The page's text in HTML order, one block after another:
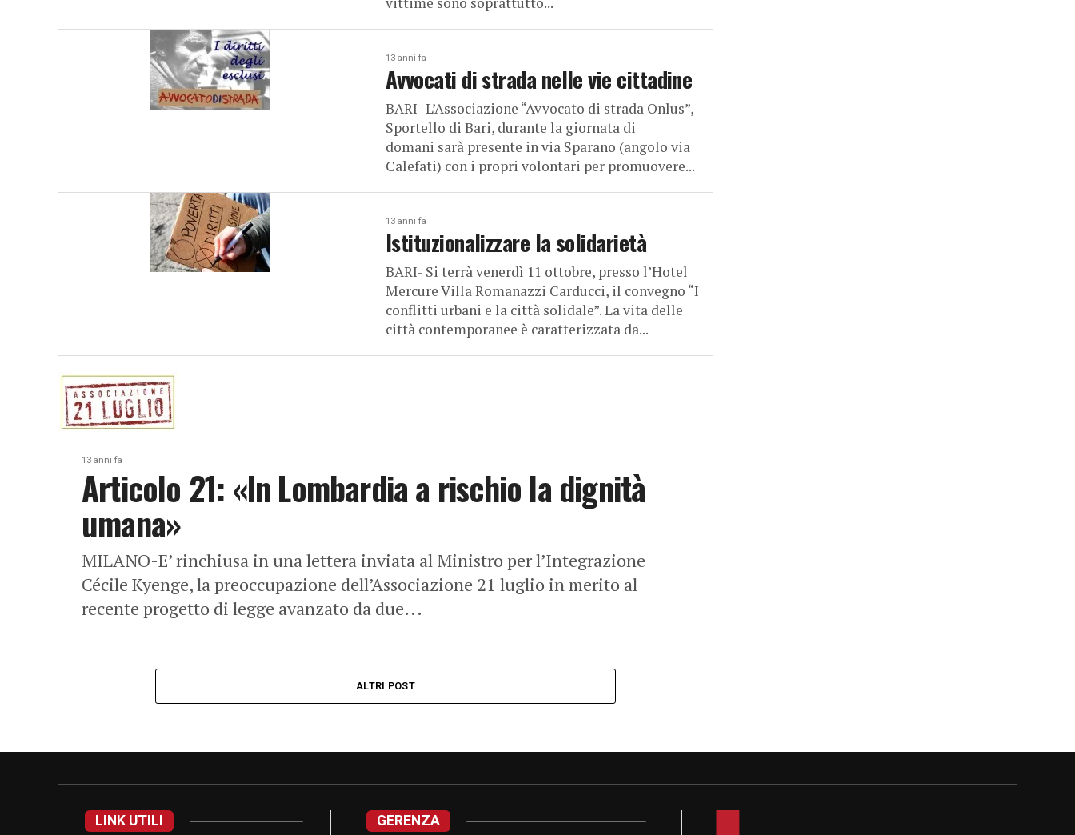
13 anni fa
Avvocati di strada nelle vie cittadine
BARI- L’Associazione “Avvocato di strada Onlus”,
Sportello di Bari, durante la giornata di
domani sarà presente in via Sparano (angolo via
Calefati) con i propri volontari per promuovere...
13 anni fa
Istituzionalizzare la solidarietà
BARI- Si terrà venerdì 11 ottobre, presso l’Hotel
Mercure Villa Romanazzi Carducci, il convegno “I
conflitti urbani e la città solidale”. La vita delle
città contemporanee è caratterizzata da...
13 anni fa
Articolo 21: «In Lombardia a rischio la dignità
umana»
MILANO-E’ rinchiusa in una lettera inviata al Ministro per l’Integrazione
Cécile Kyenge, la preoccupazione dell’Associazione 21 luglio in merito al
recente progetto di legge avanzato da due...
ALTRI POST
LINK UTILI GERENZA